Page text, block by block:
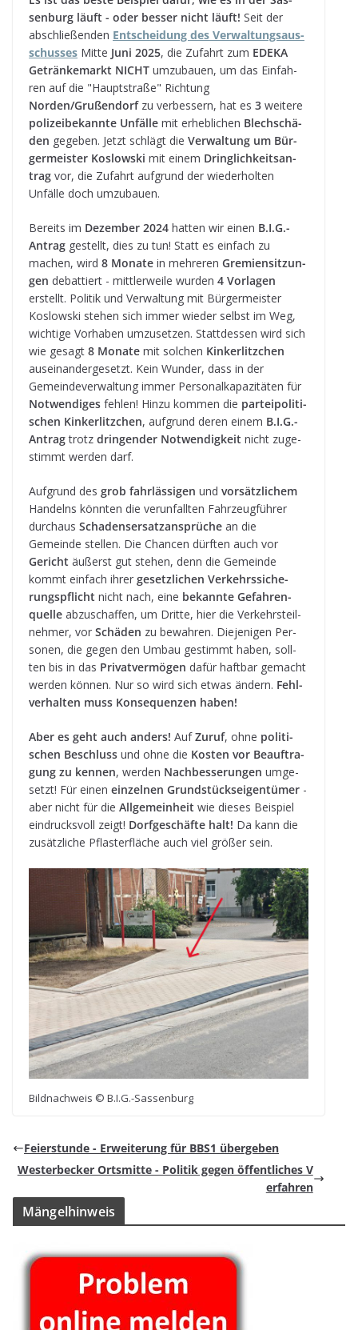
b
o
o
k
n
g
e
r
A
p
p
a
d
s
r
a
m
sen­burg läuft - oder bes­ser nicht läuft! Seit der
abschlie­ßen­den Ent­schei­dung des Ver­wal­tungs­aus­
schus­ses Mitte Juni 2025, die Zufahrt zum EDEKA
Geträn­ke­markt NICHT umzu­bauen, um das Ein­fah­
ren auf die "Haupt­straße" Rich­tung
Norden/Grußendorf zu ver­bes­sern, hat es 3 wei­tere
poli­zei­be­kannte Unfälle mit erheb­li­chen Blech­schä­
den gege­ben. Jetzt schlägt die Ver­wal­tung um Bür­
ger­meis­ter Koslow­ski mit einem Dring­lich­keits­an­
trag vor, die Zufahrt auf­grund der wie­der­hol­ten
Unfälle doch umzubauen.
Bereits im Dezem­ber 2024 hat­ten wir einen B.I.G.-
Antrag gestellt, dies zu tun! Statt es ein­fach zu
machen, wird 8 Monate in meh­re­ren Gre­mi­en­sit­zun­
gen debat­tiert - mitt­ler­weile wur­den 4 Vor­la­gen
erstellt. Poli­tik und Ver­wal­tung mit Bür­ger­meis­ter
Koslow­ski ste­hen sich immer wie­der selbst im Weg,
wich­tige Vor­ha­ben umzu­set­zen. Statt­des­sen wird sich
wie gesagt 8 Monate mit sol­chen Kin­ker­litz­chen
aus­ein­an­der­ge­setzt. Kein Wun­der, dass in der
Gemein­de­ver­wal­tung immer Per­so­nal­ka­pa­zi­tä­ten für
Not­wen­di­ges feh­len! Hinzu kom­men die par­tei­po­li­ti­
schen Kin­ker­litz­chen, auf­grund deren einem B.I.G.-
Antragtrotz drin­gen­der Not­wen­dig­keit nicht zuge­
stimmt wer­den darf.
Auf­grund des grob fahr­läs­si­gen und vor­sätz­li­chem
Han­delns könn­ten die ver­un­fall­ten Fahr­zeug­füh­rer
durch­aus Scha­dens­er­satz­an­sprü­che an die
Gemeinde stel­len. Die Chan­cen dürf­ten auch vor
Gericht äußerst gut ste­hen, denn die Gemeinde
kommt ein­fach ihrer gesetz­li­chen Ver­kehrs­si­che­
rungs­pflicht nicht nach, eine bekannte Gefah­ren­
quelle abzu­schaf­fen, um Dritte, hier die Ver­kehrs­teil­
neh­mer, vor Schä­den zu bewah­ren. Die­je­ni­gen Per­
so­nen, die gegen den Umbau gestimmt haben, soll­
ten bis in das Pri­vat­ver­mö­gen dafür haft­bar gemacht
wer­den kön­nen. Nur so wird sich etwas ändern. Fehl­
ver­hal­ten muss Kon­se­quen­zen haben!
Aber es geht auch anders! AufZuruf, ohne poli­ti­
schen Beschluss und ohne die Kos­ten vor Beauf­tra­
gung zu ken­nen, wer­den Nach­bes­se­run­gen umge­
setzt! Für einen ein­zel­nen Grund­stücks­ei­gen­tü­mer -
aber nicht für die All­ge­mein­heit wie die­ses Bei­spiel
ein­drucks­voll zeigt! Dorf­ge­schäfte halt! Da kann die
zusätz­li­che Pflas­ter­flä­che auch viel grö­ßer sein.
Bild­nach­weis © B.I.G.-Sassenburg
Fei­er­stunde - Erwei­te­rung für BBS1 übergeben
Wes­ter­be­cker Orts­mitte - Poli­tik gegen öffent­li­ches V
erfahren
Män­gel­hin­weis